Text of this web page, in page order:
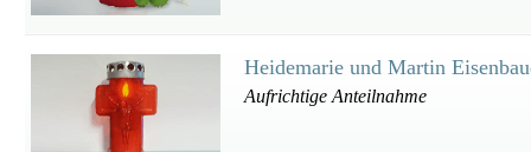
Heidemarie und Martin
Aufrichtige Anteilnahme